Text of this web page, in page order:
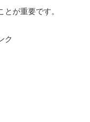
が重要です。
ク